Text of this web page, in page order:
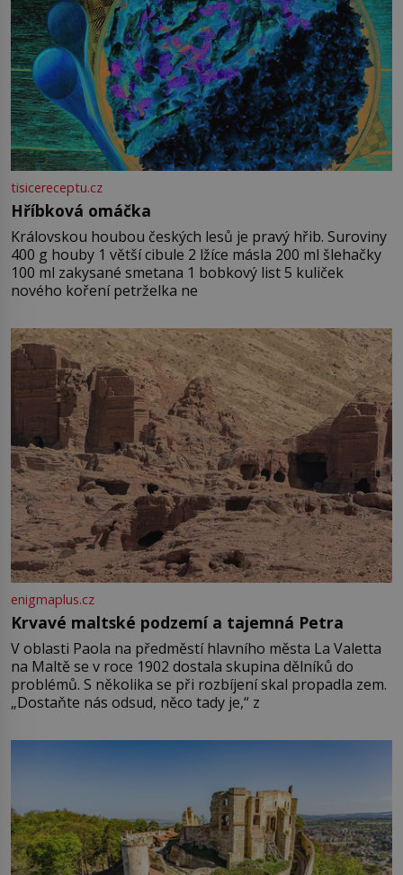
tisicereceptu.cz
Hříbková omáčka
Královskou houbou českých lesů je pravý hřib. Suroviny
400 g houby 1 větší cibule 2 lžíce másla 200 ml šlehačky
100 ml zakysané smetana 1 bobkový list 5 kuliček
nového koření petrželka ne
enigmaplus.cz
Krvavé maltské podzemí a tajemná Petra
V oblasti Paola na předměstí hlavního města La Valetta
na Maltě se v roce 1902 dostala skupina dělníků do
problémů. S několika se při rozbíjení skal propadla zem.
„Dostaňte nás odsud, něco tady je,“ z